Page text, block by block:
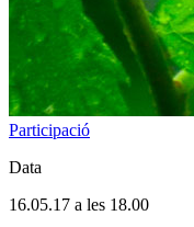
Participació
Data
16.05.17 a les 18.00